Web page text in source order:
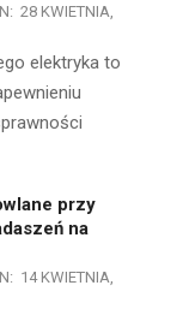
28 KWIETNIA,
elektryka to
przy
na
14 KWIETNIA,